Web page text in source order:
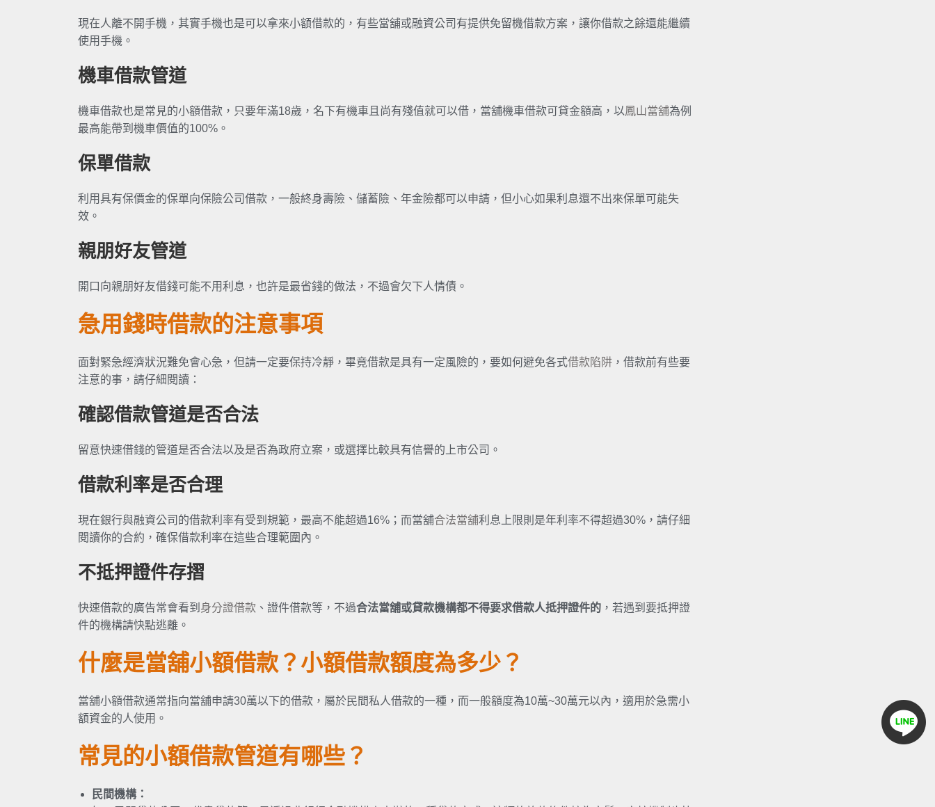
現在人離不開手機，其實手機也是可以拿來小額借款的，有些當舖或融資公司有提供免留機借款方案，讓你借款之餘還能繼續
使用手機。
機車借款管道
機車借款也是常見的小額借款，只要年滿18歲，名下有機車且尚有殘值就可以借，當舖機車借款可貸金額高，以鳳山當舖為例
最高能帶到機車價值的100%。
保單借款
利用具有保價金的保單向保險公司借款，一般終身壽險、儲蓄險、年金險都可以申請，但小心如果利息還不出來保單可能失
效。
親朋好友管道
開口向親朋好友借錢可能不用利息，也許是最省錢的做法，不過會欠下人情債。
急用錢時借款的注意事項
面對緊急經濟狀況難免會心急，但請一定要保持冷靜，畢竟借款是具有一定風險的，要如何避免各式借款陷阱 ，借款前有些要
注意的事，請仔細閱讀：
確認借款管道是否合法
留意快速借錢的管道是否合法以及是否為政府立案，或選擇比較具有信譽的上市公司。
借款利率是否合理
現在銀行與融資公司的借款利率有受到規範，最高不能超過16%；而當舖合法當舖利息上限則是年利率不得超過30%，請仔細
閱讀你的合約，確保借款利率在這些合理範圍內。
不抵押證件存摺
快速借款的廣告常會看到 身分證借款 、證件借款等，不過合法當舖或貸款機構都不得要求借款人抵押證件的 ，若遇到要抵押證
件的機構請快點逃離。
什麼是當舖小額借款？小額借款額度為多少？
當舖小額借款通常指向當舖申請30萬以下的借款，屬於民間私人借款的一種，而一般額度為10萬~30萬元以內，適用於急需小
額資金的人使用。
常見的小額借款管道有哪些？
民間機構：